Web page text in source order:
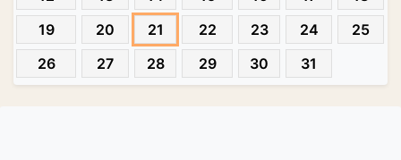
19
20 21 22 23 24
25
26
27 28 29 30 31